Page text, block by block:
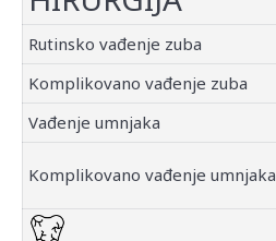
Rutinsko vađenje zuba
Komplikovano vađenje zuba
Vađenje umnjaka
Komplikovano vađenje umnjaka